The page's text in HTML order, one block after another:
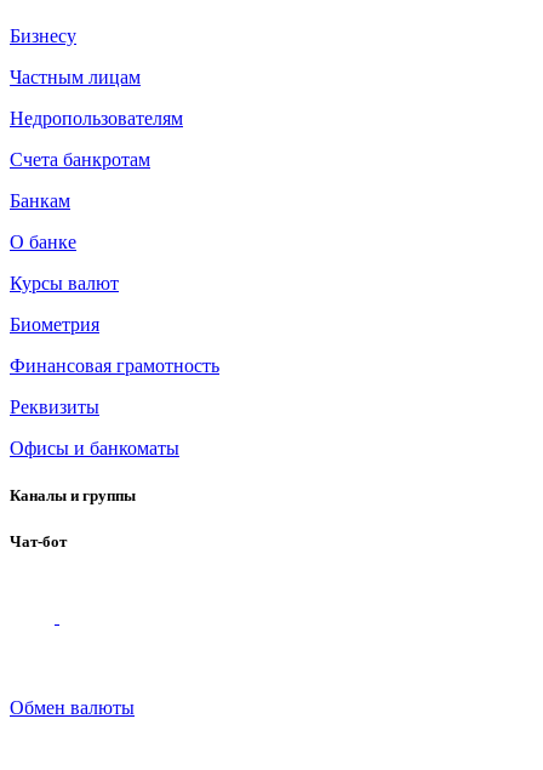
Бизнесу
Частным лицам
Недропользователям
Счета банкротам
Банкам
О банке
Курсы валют
Биометрия
Финансовая грамотность
Реквизиты
Офисы и банкоматы
Каналы и группы
Чат-бот
Обмен валюты